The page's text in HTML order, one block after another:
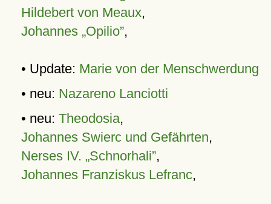
Hildebert von Meaux,
Johannes „Opilio”,
• Update: Marie von der Menschwerdung
• neu: Nazareno Lanciotti
• neu: Theodosia,
Johannes Swierc und Gefährten,
Nerses IV. „Schnorhali”,
Johannes Franziskus Lefranc,